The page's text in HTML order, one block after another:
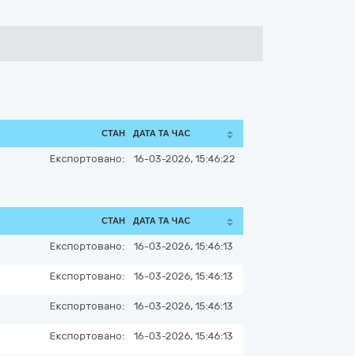
СТАН ДАТА ТА ЧАС
Експортовано: 16-03-2026, 15:46:22
СТАН ДАТА ТА ЧАС
Експортовано: 16-03-2026, 15:46:13
Експортовано: 16-03-2026, 15:46:13
Експортовано: 16-03-2026, 15:46:13
Експортовано: 16-03-2026, 15:46:13